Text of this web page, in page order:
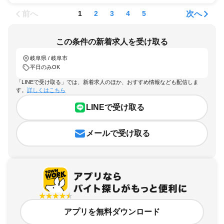
前へ 1 2 3 4 5 次へ
この条件の新着求人を受け取る
岐阜県 / 岐阜市
平日のみOK
「LINEで受け取る」では、新着求人のほか、おすすめ情報なども配信しま
す。 詳しくはこちら
LINEで受け取る
メールで受け取る
アプリを無料ダウンロード